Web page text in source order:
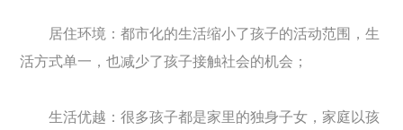
居住环境：都市化的生活缩小了孩子的活动范围，生
活方式单一，也减少了孩子接触社会的机会；
生活优越：很多孩子都是家里的独身子女，家庭以孩